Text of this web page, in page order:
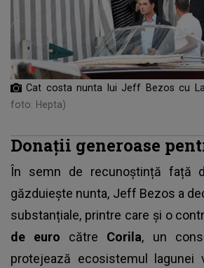
Cat costa nunta lui Jeff Bezos cu
foto: Hepta)
Donații generoase
În semn de recunoștință față
găzduiește nunta, Jeff Bezos a
substanțiale, printre care și o
de euro către Corila, un
protejează ecosistemul lagunei